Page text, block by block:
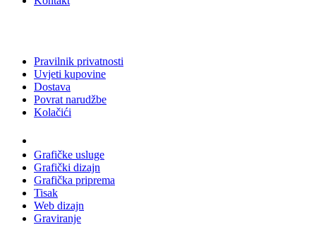
Pravilnik privatnosti
Uvjeti kupovine
Dostava
Povrat narudžbe
Kolačići
Grafičke usluge
Grafički dizajn
Grafička priprema
Tisak
Web dizajn
Graviranje